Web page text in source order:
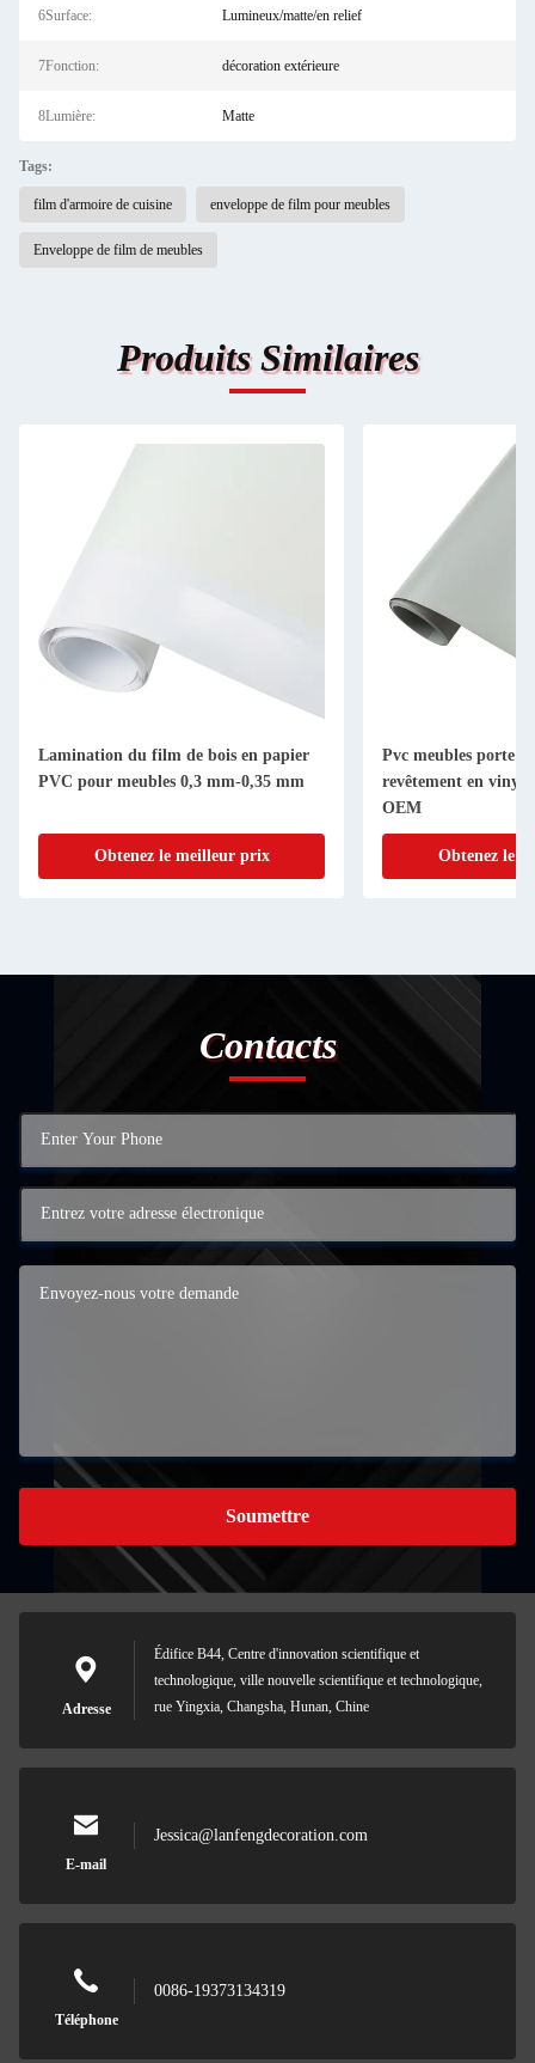
6Surface: Lumineux/matte/en relief
7Fonction: décoration extérieure
8Lumière: Matte
Tags:
film d'armoire de cuisine enveloppe de film pour meubles
Enveloppe de film de meubles
Produits Similaires
Lamination du film de bois en papier
PVC pour meubles 0,3 mm-0,35 mm
Obtenez le meilleur prix
Pvc meubles porte
revêtement en
OEM
Obtenez le
Contacts
Soumettre
Adresse
Édifice B44, Centre d'innovation scientifique et
technologique, ville nouvelle scientifique et technologique,
rue Yingxia, Changsha, Hunan, Chine
E-mail
Jessica@lanfengdecoration.com
Téléphone
0086-19373134319